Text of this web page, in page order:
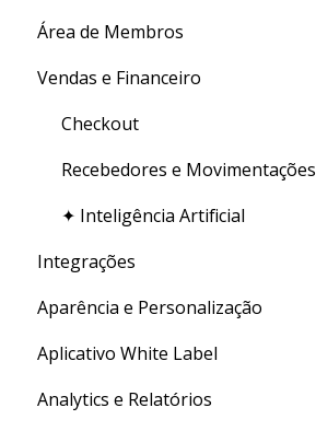
Área de Membros
Criação de conteúdo
Certificado
Gestão de usuários
Vendas e Financeiro
Checkout
Recebedores e Movimentações
✦ Inteligência Artificial
Integrações
Aparência e Personalização
URL Personalizada
Personalizações Gerais
Aplicativo White Label
Analytics e Relatórios